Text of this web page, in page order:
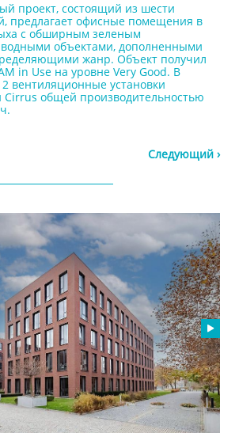
проект, состоящий из шести
предлагает офисные помещения в
с обширным зеленым
объектами, дополненными
жанр. Объект получил
in Use на уровне Very Good. В
вентиляционные установки
Cirrus общей производительностью
Следующий ›